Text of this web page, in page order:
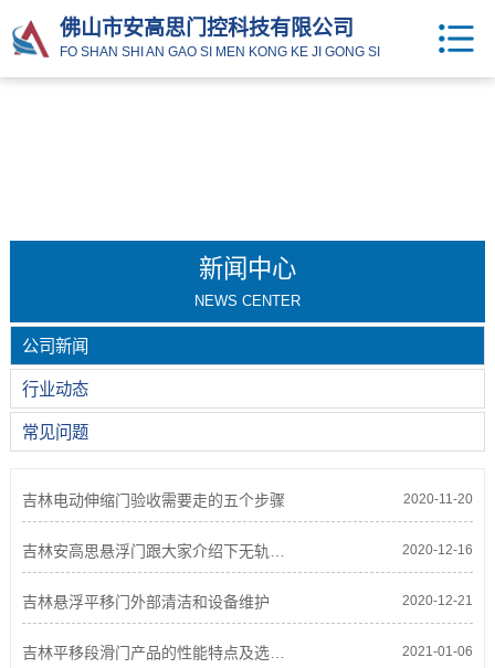
佛山市安高思门控科技有限公司
FO SHAN SHI AN GAO SI MEN KONG KE JI GONG SI
新闻中心
NEWS CENTER
公司新闻
行业动态
常见问题
吉林电动伸缩门验收需要走的五个步骤 2020-11-20
吉林安高思悬浮门跟大家介绍下无轨悬浮门的特点及优势 2020-12-16
吉林悬浮平移门外部清洁和设备维护 2020-12-21
吉林平移段滑门产品的性能特点及选择选购方法？ 2021-01-06